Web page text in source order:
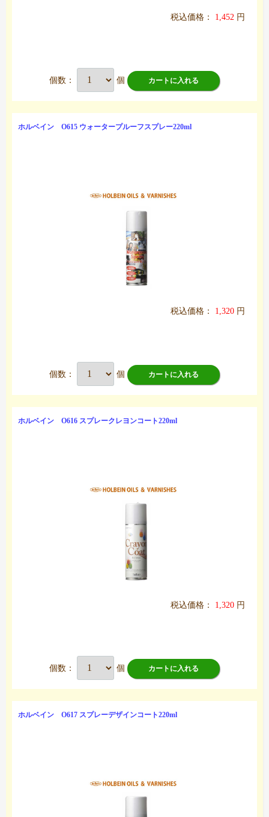
税込価格： 1,452 円
個数： 個 カートに入れる
ホルベイン O615 ウォータープルーフスプレー220ml
税込価格： 1,320 円
個数： 個 カートに入れる
ホルベイン O616 スプレークレヨンコート220ml
税込価格： 1,320 円
個数： 個 カートに入れる
ホルベイン O617 スプレーデザインコート220ml